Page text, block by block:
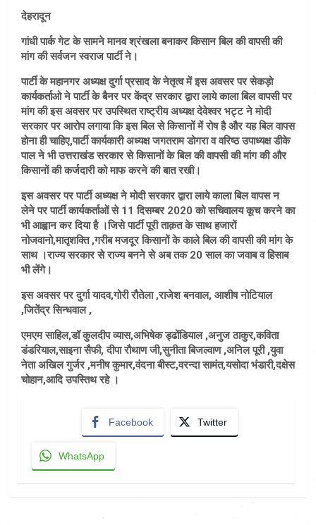
देहरादून
गांधी पार्क गेट के सामने मानव श्रंखला बनाकर किसान बिल की वापसी की
मांग की सर्वजन स्वराज पार्टी ने।
पार्टी के महानगर अध्यक्ष दुर्गा प्रसाद के नेतृत्व में इस अवसर पर सेकड़ो
कार्यकर्ताओ ने पार्टी के बैनर पर केंद्र सरकार द्वारा लाये काला बिल वापसी पर
मांग की इस अवसर पर उपस्थित राष्ट्रीय अध्यक्ष देवेश्वर भट्ट ने मोदी
सरकार पर आरोप लगाया कि इस बिल से किसानों में रोष है और यह बिल वापस
होना ही चाहिए,पार्टी कार्यकारी अध्यक्ष जगतराम डोगरा व वरिष्ठ उपाध्यक्ष डीके
पाल ने भी उत्तराखंड सरकार से किसानों के बिल की वापसी की मांग की और
किसानों की कर्जदारी को माफ करने की बात रखी।
इस अवसर पर पार्टी अध्यक्ष ने मोदी सरकार द्वारा लाये काला बिल वापस न
लेने पर पार्टी कार्यकर्ताओं से 11 दिसम्बर 2020 को सचिवालय कूच करने का
भी आह्वान कर दिया है ।जिसे पार्टी पूरी ताक़त के साथ हजारों
नोजवानो,मातृशक्ति ,गरीब मजदूर किसानों के काले बिल की वापसी की मांग के
साथ ।राज्य सरकार से राज्य बनने से अब तक 20 साल का जवाब व हिसाब
भी लेंगे।
इस अवसर पर दुर्गा यादव,गोरी रौतेला ,राजेश बनवाल, आशीष नोटियाल
,जितेंद्र सिन्धवाल ,
एमएम साहिल,डॉ कुलदीप व्यास,अभिषेक ड्ढोंडियाल ,अनुज ठाकुर,कविता
डंडरियाल,साइना सैफी, दीपा रौथाण जी,सुनीता बिजल्वाण ,अनिल पूरी ,युवा
नेता अखिल गुर्जर ,मनीष कुमार,वंदना बीस्ट,वरन्दा सामंत,यसोदा भंडारी,दक्षेस
चोहान,आदि उपस्तिथ रहे ।
Facebook Twitter
WhatsApp